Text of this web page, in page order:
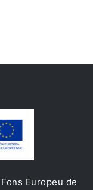
Europeu de